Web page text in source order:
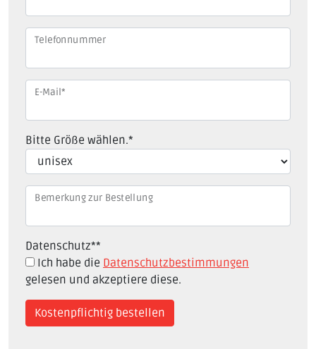
Telefonnummer
E-Mail*
Bitte Größe wählen.*
Bemerkung zur Bestellung
Datenschutz**
Ich habe die Datenschutzbestimmungen
gelesen und akzeptiere diese.